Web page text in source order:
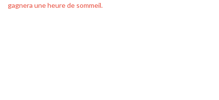
gagnera une heure de sommeil.